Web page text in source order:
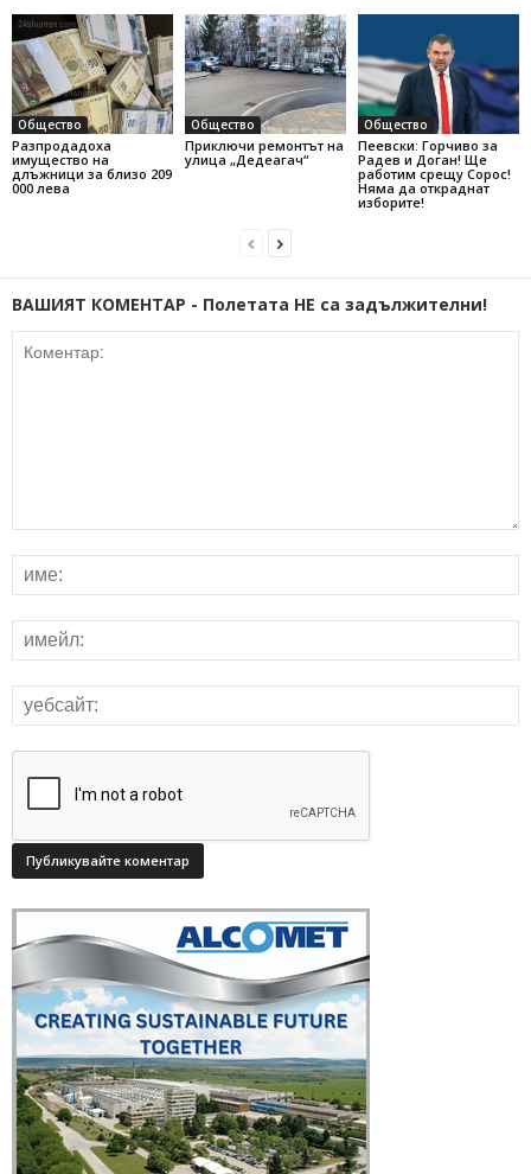
Общество
Разпродадоха
имущество на
длъжници за близо 209
000 лева
Общество
Приключи ремонтът на
улица „Дедеагач“
Общество
Пеевски: Горчиво за
Радев и Доган! Ще
работим срещу Сорос!
Няма да откраднат
изборите!
ВАШИЯТ КОМЕНТАР - Полетата НЕ са задължителни!